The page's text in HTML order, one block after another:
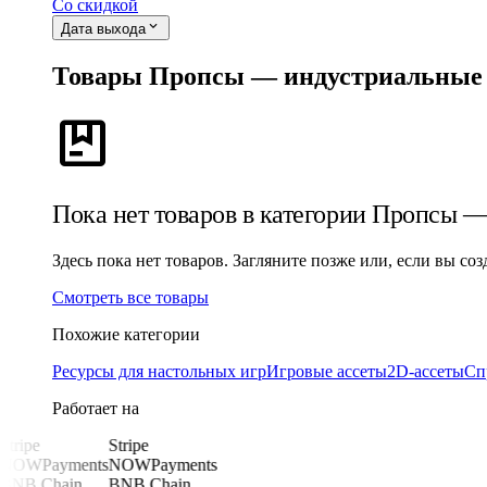
Со скидкой
Дата выхода expand_more
Товары Пропсы — индустриальные
package
Пока нет товаров в категории Пропсы
Здесь пока нет товаров. Загляните позже или, если вы
Смотреть все товары
Похожие категории
Ресурсы для настольных игрИгровые ассеты2D-ассеты
Работает на
Stripe
NOWPayments
Stripe
NOWPayments